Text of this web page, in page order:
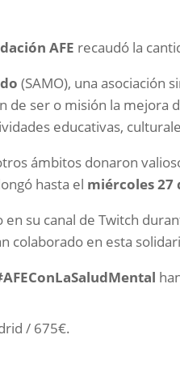
AFE recaudó la
(SAMO), una asociación
ser o misión la mejora
educativas,
ámbitos donaron
hasta el miércoles 27
su canal de Twitch
en esta
/ 675€.